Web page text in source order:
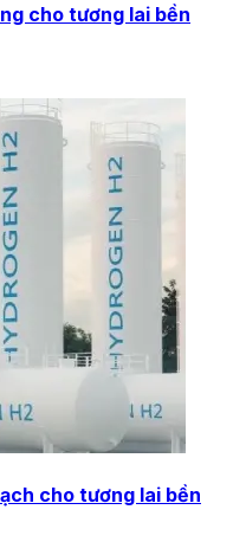
cho tương lai bền
cho tương lai bền